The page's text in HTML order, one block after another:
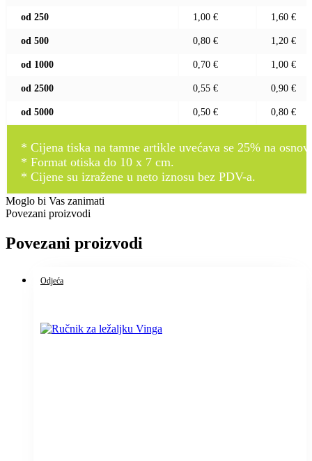
od 250 1,00 € 1,60 €
od 500 0,80 € 1,20 €
od 1000 0,70 € 1,00 €
od 2500 0,55 € 0,90 €
od 5000 0,50 € 0,80 €
* Cijena tiska na tamne artikle uvećava se 25% na
* Format otiska do 10 x 7 cm.
* Cijene su izražene u neto iznosu bez PDV-a.
Moglo bi Vas zanimati
Povezani proizvodi
Povezani proizvodi
Odjeća